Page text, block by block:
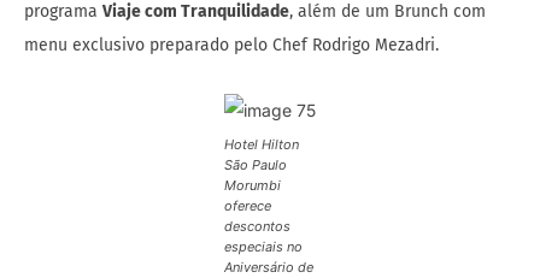
programa Viaje com Tranquilidade, além de um Brunch com
menu exclusivo preparado pelo Chef Rodrigo Mezadri.
Hotel Hilton
São Paulo
Morumbi
oferece
descontos
especiais no
Aniversário de